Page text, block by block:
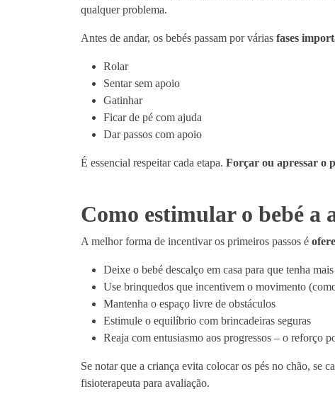
qualquer problema.
Antes de andar, os bebés passam por várias fases
Rolar
Sentar sem apoio
Gatinhar
Ficar de pé com ajuda
Dar passos com apoio
É essencial respeitar cada etapa. Forçar ou apressar o
Como estimular o bebé a
A melhor forma de incentivar os primeiros passos é
Deixe o bebé descalço em casa para que tenha
Use brinquedos que incentivem o movimento
Mantenha o espaço livre de obstáculos
Estimule o equilíbrio com brincadeiras seguras
Reaja com entusiasmo aos progressos – o reforço
Se notar que a criança evita colocar os pés no chão, se
fisioterapeuta para avaliação.